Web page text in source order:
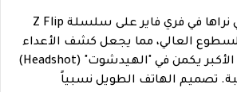
من أهم الميزات التي نراها في فري فاير على سلسلة Z Flip
العالي، مما يجعل كشف الأعداء
أسهل، لكن التحدي الأكبر يكمن في "الهيدشوت" (Headshot)
تصميم الهاتف الطويل نسبياً